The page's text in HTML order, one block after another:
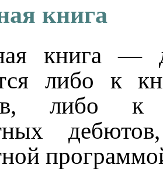
книга
книга —
либо к
либо к